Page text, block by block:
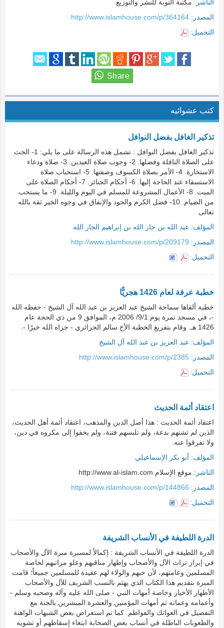
الناشر: مكتبة التوبة للنشر والتوزيع
المصدر: http://www.islamhouse.com/p/364164
التحميل:
كتب عشوائيه
تذكير الغافل بفضل النوافل
تذكير الغافل بفضل النوافل : تشمل هذه الرسالة على ما يلي: 1- الحث
على الصلاة النافلة وفضلها. 2- وجوب صلاة العيدين. 3- صلاة ودعاء
الاستخارة. 4- الأمر بصلاة الكسوف وصفتها. 5- استحباب صلاة
الاستسقاء عند الحاجة إليها. 6- أحكام الجنائز. 7- أحكام الصلاة على
الميت. 8- الأعمال المشروعة للمسلم في اليوم والليلة. 9- ما يستحب
من الصيام. 10- فضل الكرم والجود والإنفاق في وجوه الخير ثقة بالله
تعالى
المؤلف: عبد الله بن جار الله بن إبراهيم الجار الله
المصدر: http://www.islamhouse.com/p/209179
التحميل:
خطبة عرفة لعام 1426 هجريًّا
خطبة ألقاها سماحة الشيخ عبد العزيز بن عبد الله آل الشيخ - حفظه الله
-، في مسجد نمرة يوم 9/1/ 2006 م، الموافق 9 من ذي الحجة عام
1426 هـ. وقام بتفريغ الخطبة الأخ سالم الجزائري - جزاه الله خيرًا -.
المؤلف: عبد العزيز بن عبد الله آل الشيخ
المصدر: http://www.islamhouse.com/p/2385
التحميل:
اعتقاد أئمة الحديث
اعتقاد أئمة الحديث : هذا أصل الدين والمذهب، اعتقاد أئمة أهل الحديث،
الذين لم تشنهم بدعة، ولم تلبسهم فتنة، ولم يخفوا إلى مكروه في دين،
ولا تفرقوا عنه.
المؤلف: أبو بكر الإسماعيلي
الناشر: موقع الإسلام http://www.al-islam.com
المصدر: http://www.islamhouse.com/p/144866
التحميل:
الدرة اللطيفة في الأنساب الشريفة
الدرة اللطيفة في الأنساب الشريفة : إكمالاً لمسيرة مبرة الآل والأصحاب
في إبراز تراث الآل والأصحاب وإظهار مناقبهم وعلو مراتبهم لخاصة
المسلمين وعامتهم، لأن حبهم والولاء لهم عقيدة للمسلمين جميعاً؛ قامت
المبرة بتقديم هذا الكتاب الذي يهتم بالنسب الشريف للآل والأصحاب
الأطهار الأخيار وخاصة أمهات النبي - صلى الله عليه وآله وصحبه وسلم -
وأعمامه وعماته ثم أمهات المؤمنين والعشرة المبشرين بالجنة مع
التفصيل في العواتك والفواطم. كما تم استعراض بعض الشبهات الواهنة
والطعونات الباطلة في أنساب بعض الصحابة ابتغاء إسقاطهم أو تشويه